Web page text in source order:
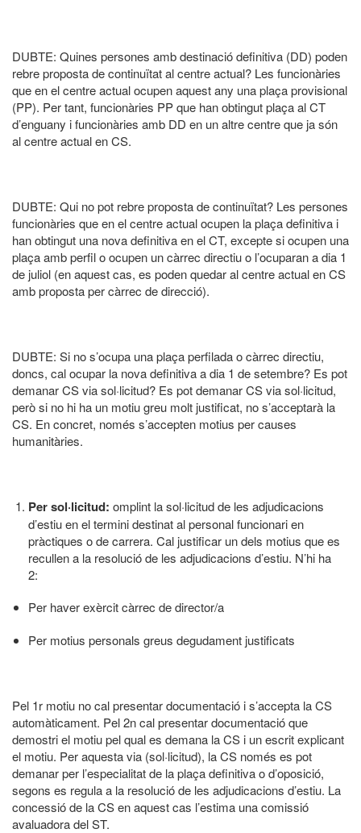
DUBTE: Quines persones amb destinació definitiva (DD) poden
rebre proposta de continuïtat al centre actual? Les funcionàries
que en el centre actual ocupen aquest any una plaça provisional
(PP). Per tant, funcionàries PP que han obtingut plaça al CT
d’enguany i funcionàries amb DD en un altre centre que ja són
al centre actual en CS.
DUBTE: Qui no pot rebre proposta de continuïtat? Les persones
funcionàries que en el centre actual ocupen la plaça definitiva i
han obtingut una nova definitiva en el CT, excepte si ocupen una
plaça amb perfil o ocupen un càrrec directiu o l’ocuparan a dia 1
de juliol (en aquest cas, es poden quedar al centre actual en CS
amb proposta per càrrec de direcció).
DUBTE: Si no s’ocupa una plaça perfilada o càrrec directiu,
doncs, cal ocupar la nova definitiva a dia 1 de setembre? Es pot
demanar CS via sol·licitud? Es pot demanar CS via sol·licitud,
però si no hi ha un motiu greu molt justificat, no s’acceptarà la
CS. En concret, només s’accepten motius per causes
humanitàries.
Per sol·licitud: omplint la sol·licitud de les adjudicacions
d’estiu en el termini destinat al personal funcionari en
pràctiques o de carrera. Cal justificar un dels motius que es
recullen a la resolució de les adjudicacions d’estiu. N’hi ha
2:
Per haver exèrcit càrrec de director/a
Per motius personals greus degudament justificats
Pel 1r motiu no cal presentar documentació i s’accepta la CS
automàticament. Pel 2n cal presentar documentació que
demostri el motiu pel qual es demana la CS i un escrit explicant
el motiu. Per aquesta via (sol·licitud), la CS només es pot
demanar per l’especialitat de la plaça definitiva o d’oposició,
segons es regula a la resolució de les adjudicacions d’estiu. La
concessió de la CS en aquest cas l’estima una comissió
avaluadora del ST.